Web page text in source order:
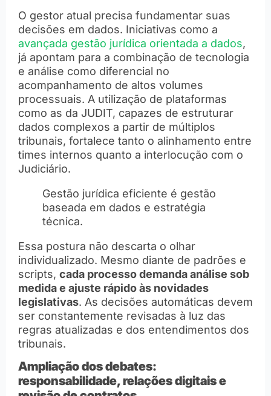
O gestor atual precisa fundamentar suas
decisões em dados. Iniciativas como a
avançada gestão jurídica orientada a dados,
já apontam para a combinação de tecnologia
e análise como diferencial no
acompanhamento de altos volumes
processuais. A utilização de plataformas
como as da JUDIT, capazes de estruturar
dados complexos a partir de múltiplos
tribunais, fortalece tanto o alinhamento entre
times internos quanto a interlocução com o
Judiciário.
Gestão jurídica eficiente é gestão
baseada em dados e estratégia
técnica.
Essa postura não descarta o olhar
individualizado. Mesmo diante de padrões e
scripts, cada processo demanda análise sob
medida e ajuste rápido às novidades
legislativas. As decisões automáticas devem
ser constantemente revisadas à luz das
regras atualizadas e dos entendimentos dos
tribunais.
Ampliação dos debates:
responsabilidade, relações digitais e